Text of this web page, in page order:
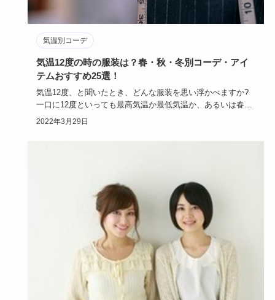
気温別コーデ
気温12度の時の服装は？春・秋・冬別コーデ・アイ
テムおすすめ25選！
気温12度、と聞いたとき、どんな服装を思い浮かべますか?
一口に12度といっても最高気温か最低気温か、あるいは春夏
秋冬によっ…
2022年3月29日